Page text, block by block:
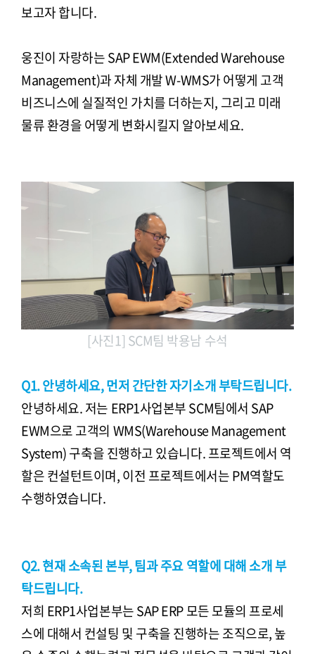
보고자 합니다.
웅진이 자랑하는 SAP EWM(Extended Warehouse
Management)과 자체 개발 W-WMS가 어떻게 고객
비즈니스에 실질적인 가치를 더하는지, 그리고 미래
물류 환경을 어떻게 변화시킬지 알아보세요.
[사진1] SCM팀 박용남 수석
Q1. 안녕하세요, 먼저 간단한 자기소개 부탁드립니다.
안녕하세요. 저는 ERP1사업본부 SCM팀에서 SAP
EWM으로 고객의 WMS(Warehouse Management
System) 구축을 진행하고 있습니다. 프로젝트에서 역
할은 컨설턴트이며, 이전 프로젝트에서는 PM역할도
수행하였습니다.
Q2. 현재 소속된 본부, 팀과 주요 역할에 대해 소개 부
탁드립니다.
저희 ERP1사업본부는 SAP ERP 모든 모듈의 프로세
스에 대해서 컨설팅 및 구축을 진행하는 조직으로, 높